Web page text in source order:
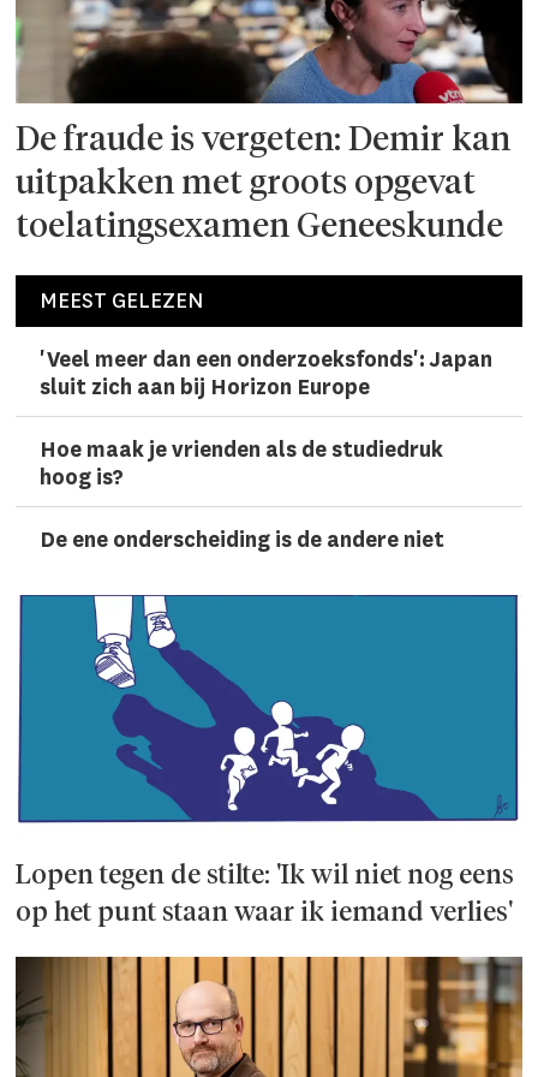
De fraude is vergeten: Demir kan
uitpakken met groots opgevat
toelatingsexamen Geneeskunde
MEEST GELEZEN
'Veel meer dan een onderzoeks­fonds': Japan
sluit zich aan bij Horizon Europe
Hoe maak je vrienden als de studiedruk
hoog is?
De ene onderscheiding is de andere niet
Lopen tegen de stilte: 'Ik wil niet nog eens
op het punt staan waar ik iemand verlies'